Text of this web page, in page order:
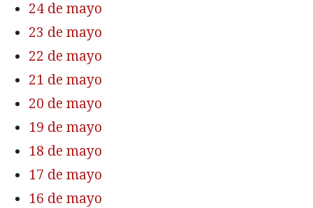
24 de mayo
23 de mayo
22 de mayo
21 de mayo
20 de mayo
19 de mayo
18 de mayo
17 de mayo
16 de mayo